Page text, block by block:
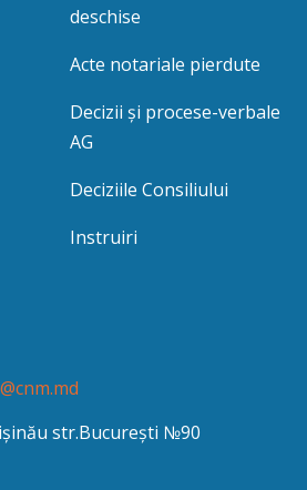
deschise
Acte notariale pierdute
Decizii și procese-verbale
AG
Deciziile Consiliului
Instruiri
str.București №90